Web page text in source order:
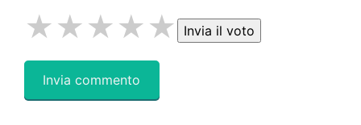
★
★
★
★
★